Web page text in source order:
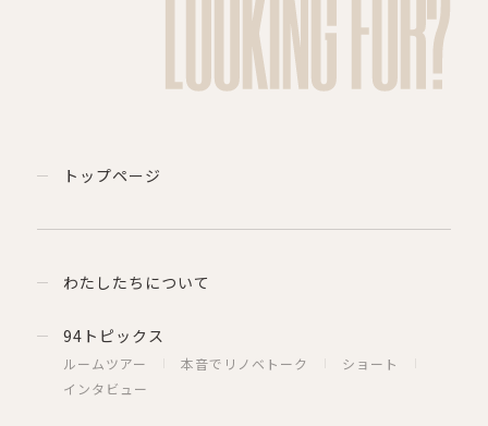
トップページ
わたしたちについて
94トピックス
ルームツアー 本音でリノベトーク
ショート
インタビュー